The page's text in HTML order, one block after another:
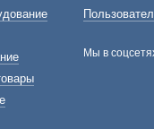
Мы в